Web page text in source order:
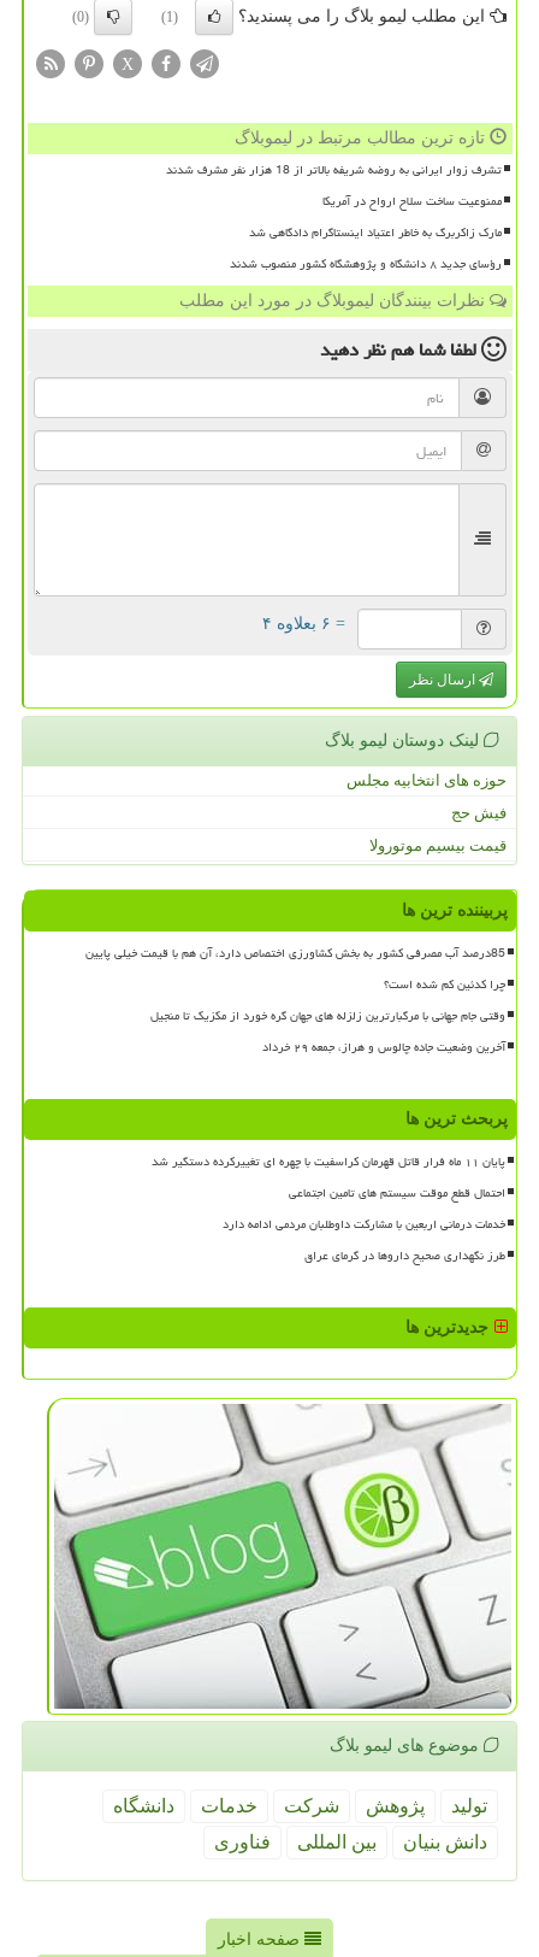
این مطلب لیمو بلاگ را می پسندید؟ (1)
(0)
X
تازه ترین مطالب مرتبط در لیموبلاگ
تشرف زوار ایرانی به روضه شریفه بالاتر از 18 هزار نفر مشرف شدند
ممنوعیت ساخت سلاح ارواح در آمریکا
مارک زاکربرگ به خاطر اعتیاد اینستاگرام دادگاهی شد
رؤسای جدید ۸ دانشگاه و پژوهشگاه کشور منصوب شدند
نظرات بینندگان لیموبلاگ در مورد این مطلب
لطفا شما همنظر دهید
= ۶ بعلاوه ۴
ارسال نظر
لینک دوستان لیمو بلاگ
حوزه های انتخابیه مجلس
فیش حج
قیمت بیسیم موتورولا
پربیننده ترین ها
85درصد آب مصرفی کشور به بخش کشاورزی اختصاص دارد، آن هم با قیمت خیلی پایین
چرا کدئین کم شده است؟
وقتی جام جهانی با مرگبارترین زلزله های جهان گره خورد از مکزیک تا منجیل
آخرین وضعیت جاده چالوس و هراز، جمعه ۲۹ خرداد
پربحث ترین ها
پایان ۱۱ ماه فرار قاتل قهرمان کراسفیت با چهره ای تغییرکرده دستگیر شد
احتمال قطع موقت سیستم های تامین اجتماعی
خدمات درمانی اربعین با مشارکت داوطلبان مردمی ادامه دارد
طرز نگهداری صحیح داروها در گرمای عراق
جدیدترین ها
موضوع های لیمو بلاگ
تولید پژوهش شركت خدمات
دانشگاه
دانش بنیان
بین المللی فناوری
صفحه اخبار